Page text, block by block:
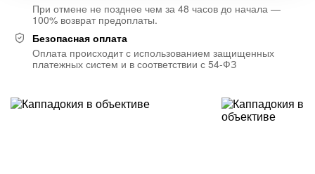
При отмене не позднее чем за 48 часов до начала —
100% возврат предоплаты.
Безопасная оплата
Оплата происходит с использованием защищенных
платежных систем и в соответствии с 54-ФЗ